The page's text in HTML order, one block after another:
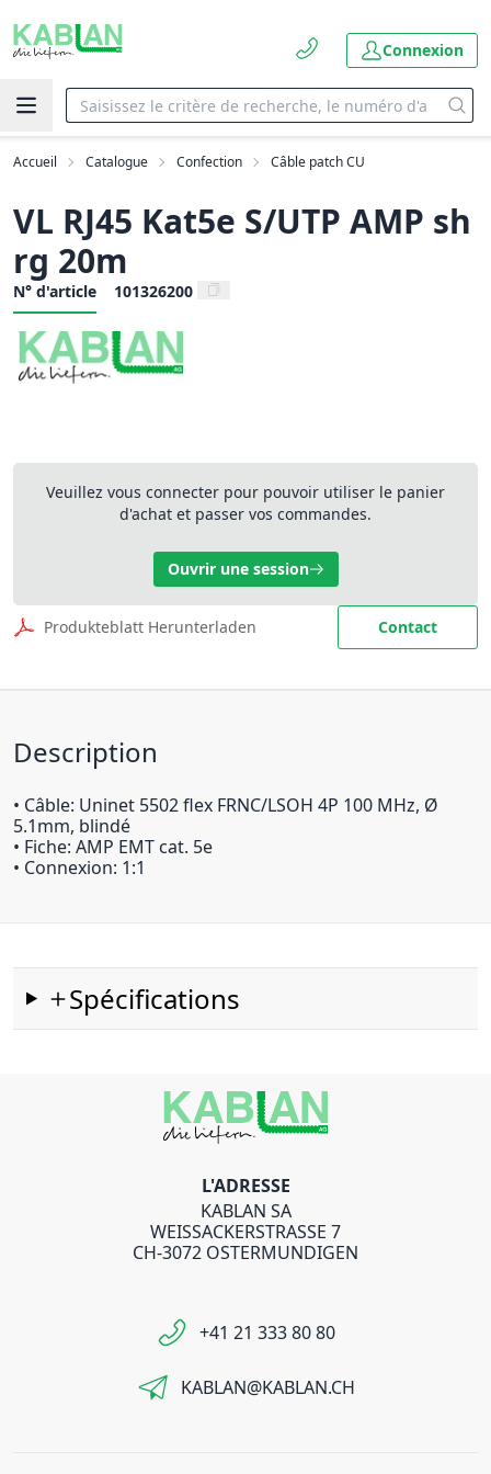
Connexion
Accueil Catalogue Confection Câble patch CU
VL RJ45 Kat5e S/UTP AMP sh
rg 20m
N° d'article 101326200
Veuillez vous connecter pour pouvoir utiliser le panier
d'achat et passer vos commandes.
Ouvrir une session
Produkteblatt Herunterladen Contact
Description
• Câble: Uninet 5502 flex FRNC/LSOH 4P 100 MHz, Ø
5.1mm, blindé
• Fiche: AMP EMT cat. 5e
• Connexion: 1:1
Spécifications
L'ADRESSE
KABLAN SA
WEISSACKERSTRASSE 7
CH-3072 OSTERMUNDIGEN
+41 21 333 80 80
KABLAN@KABLAN.CH